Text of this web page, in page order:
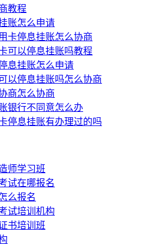
教程
账怎么申请
卡停息挂账怎么协商
可以停息挂账吗教程
息挂账怎么申请
以停息挂账吗怎么协商
商怎么协商
银行不同意怎么办
停息挂账有办理过的吗
师学习班
试在哪报名
么报名
试培训机构
书培训班